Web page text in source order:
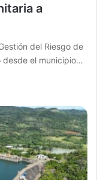
a
del Riesgo de
desde el municipio…